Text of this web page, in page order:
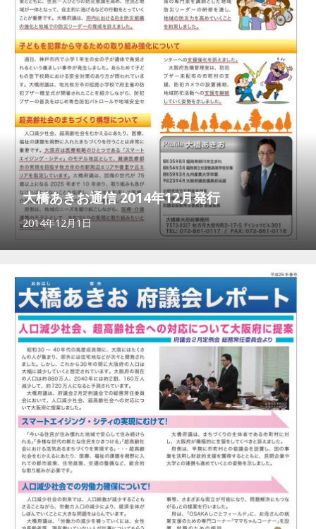
大橋あきお通信 2014年12月発行
2014年12月1日